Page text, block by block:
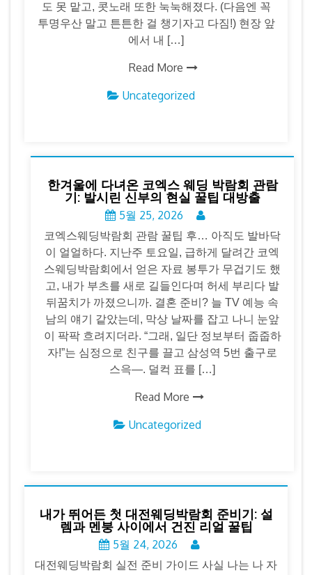
도 못 맡고, 콧노래 또한 눅눅해졌다. (다음엔 꼭
투명우산 말고 튼튼한 걸 챙기자고 다짐!) 현장 앞
에서 내 […]
Read More
Uncategorized
한겨울에 다녀온 코엑스 웨딩 박람회 관람
기: 발시린 신부의 현실 꿀팁 대방출
5월 25, 2026
코엑스웨딩박람회 관람 꿀팁 후… 아직도 발바닥
이 얼얼하다. 지난주 토요일, 급하게 달려간 코엑
스웨딩박람회에서 얻은 자료 봉투가 무겁기도 했
고, 내가 부츠를 새로 길들인다며 허세 부리다 발
뒤꿈치가 까졌으니까. 결혼 준비? 늘 TV 예능 속
남의 얘기 같았는데, 막상 날짜를 잡고 나니 눈앞
이 팍팍 흐려지더라. “그래, 일단 정보부터 줍줍하
자!”는 심정으로 친구를 끌고 삼성역 5번 출구로
스윽—. 덜컥 표를 […]
Read More
Uncategorized
내가 뛰어든 첫 대전웨딩박람회 준비기: 설
렘과 멘붕 사이에서 건진 리얼 꿀팁
5월 24, 2026
대전웨딩박람회 실전 준비 가이드 사실 나는 나 자